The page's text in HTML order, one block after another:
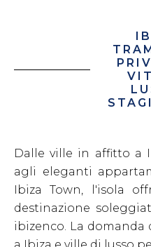
Dalle ville in affitto a
agli eleganti
Ibiza Town, l'isola
destinazione
ibizenco. La